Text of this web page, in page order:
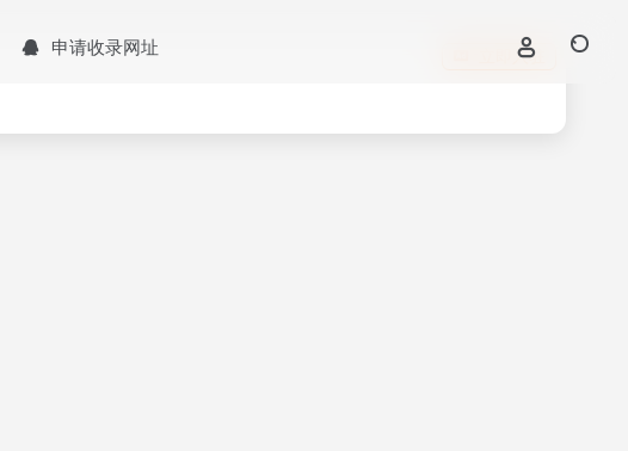
申请收录网址 立即入驻